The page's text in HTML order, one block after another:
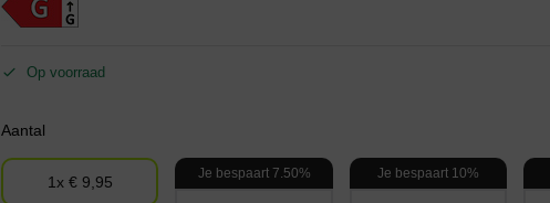
Op voorraad
Aantal
1x € 9,95 Je bespaart 7.50% Je bespaart 10%